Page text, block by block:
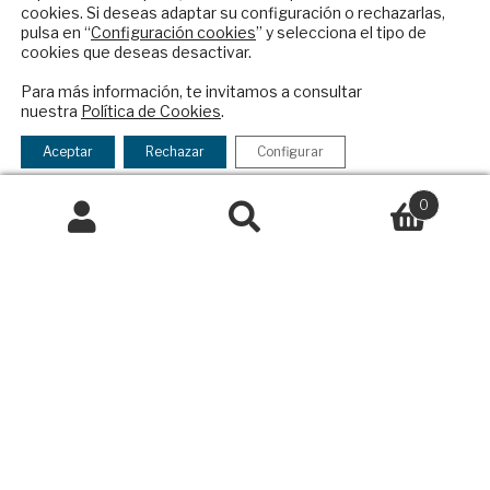
Contacto
Política Exterior
Afkar/Ideas
© 2026 - Fundación Análisis de Política
Exterior. Todos los derechos reservadosAviso
Legal
Política de Privacidad y de Cookies
Buscar
0
cookies. Si deseas adaptar su configuración o rechazarlas,
pulsa en “Configuración cookies” y selecciona el tipo de
cookies que deseas desactivar.
Para más información, te invitamos a consultar
nuestra Política de Cookies.
Aceptar Rechazar Configurar
Checkbox
acepto
la
política
de
política de privacidad